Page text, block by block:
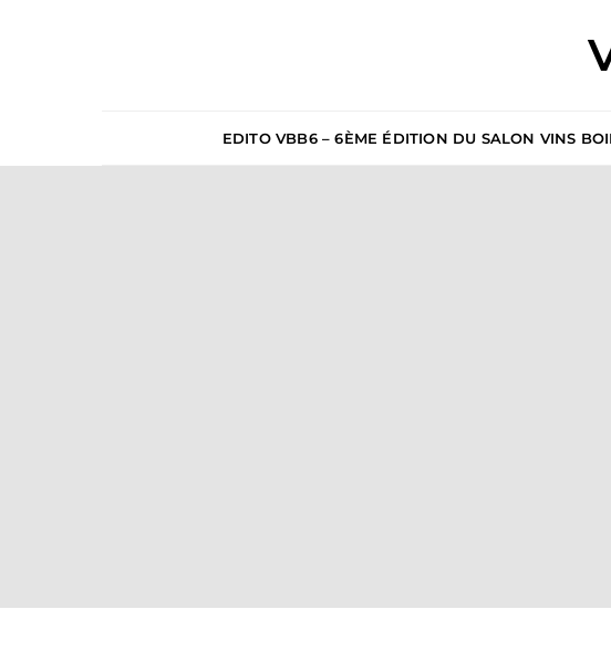
EDITO VBB6 – 6ÈME ÉDITION DU SALON VINS